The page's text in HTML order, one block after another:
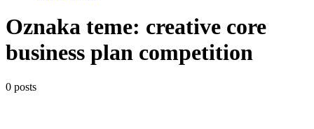
Oznaka teme: creative core
business plan competition
0 posts